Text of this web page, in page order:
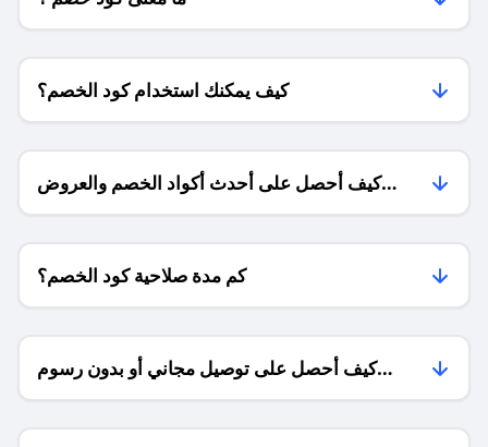
كيف يمكنك استخدام كود الخصم؟
كيف أحصل على أحدث أكواد الخصم والعروض
للمتاجر؟
كم مدة صلاحية كود الخصم؟
كيف أحصل على توصيل مجاني أو بدون رسوم
الشحن ؟